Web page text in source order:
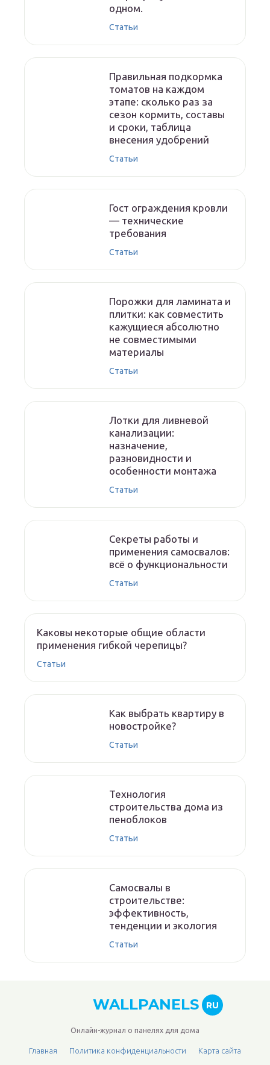
одном.
Статьи
Правильная подкормка
томатов на каждом
этапе: сколько раз за
сезон кормить, составы
и сроки, таблица
внесения удобрений
Статьи
Гост ограждения кровли
— технические
требования
Статьи
Порожки для ламината и
плитки: как совместить
кажущиеся абсолютно
не совместимыми
материалы
Статьи
Лотки для ливневой
канализации:
назначение,
разновидности и
особенности монтажа
Статьи
Секреты работы и
применения самосвалов:
всё о функциональности
Статьи
Каковы некоторые общие области
применения гибкой черепицы?
Статьи
Как выбрать квартиру в
новостройке?
Статьи
Технология
строительства дома из
пеноблоков
Статьи
Самосвалы в
строительстве:
эффективность,
тенденции и экология
Статьи
WALLPANELS RU
Онлайн-журнал о панелях для дома
Главная Политика конфиденциальности Карта сайта